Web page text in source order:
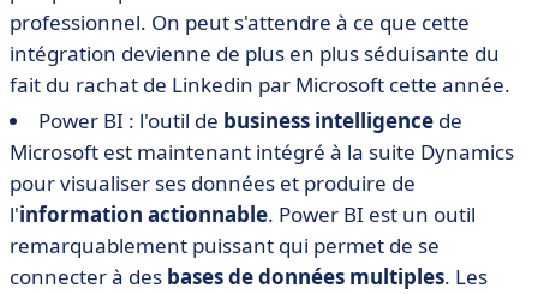
professionnel. On peut s'attendre à ce que cette
intégration devienne de plus en plus séduisante du
fait du rachat de Linkedin par Microsoft cette année.
Power BI : l'outil de business intelligence de
Microsoft est maintenant intégré à la suite Dynamics
pour visualiser ses données et produire de
l'information actionnable. Power BI est un outil
remarquablement puissant qui permet de se
connecter à des bases de données multiples. Les